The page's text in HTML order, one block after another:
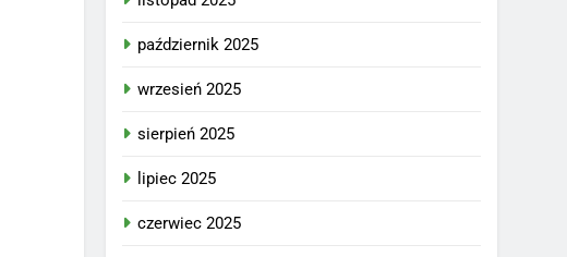
październik 2025
wrzesień 2025
sierpień 2025
lipiec 2025
czerwiec 2025